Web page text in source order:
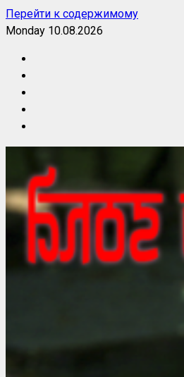
Перейти к содержимому
Monday 10.08.2026